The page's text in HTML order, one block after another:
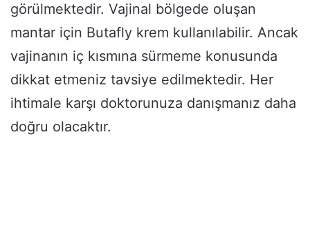
görülmektedir. Vajinal bölgede oluşan
mantar için Butafly krem kullanılabilir. Ancak
vajinanın iç kısmına sürmeme konusunda
dikkat etmeniz tavsiye edilmektedir. Her
ihtimale karşı doktorunuza danışmanız daha
doğru olacaktır.